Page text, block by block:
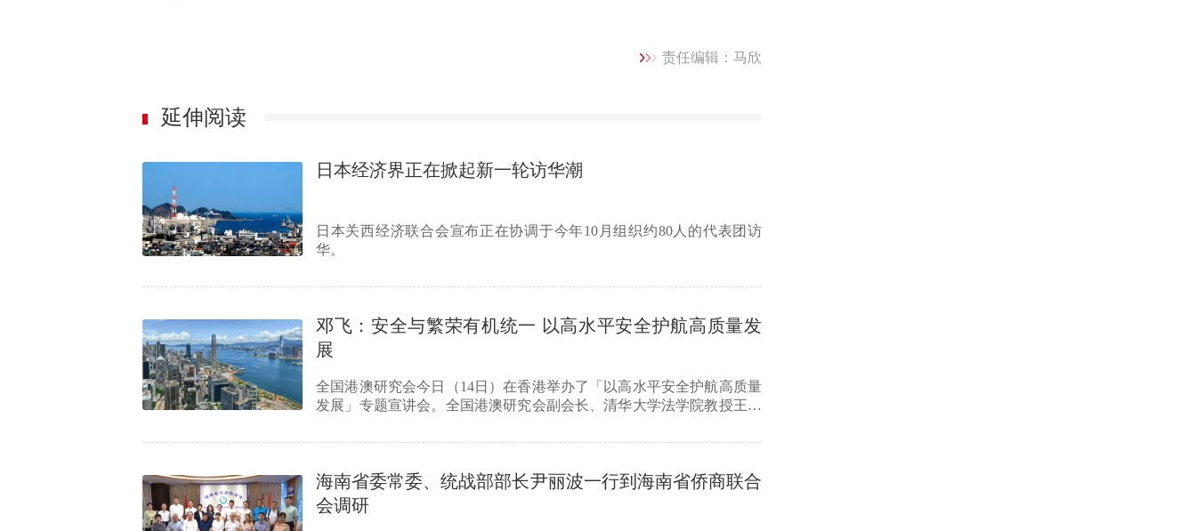
责任编辑：马欣
延伸阅读
日本经济界正在掀起新一轮访华潮
日本关西经济联合会宣布正在协调于今年10月组织约80人的代表团访
华。
邓飞：安全与繁荣有机统一 以高水平安全护航高质量发
展
全国港澳研究会今日（14日）在香港举办了「以高水平安全护航高质量
发展」专题宣讲会。全国港澳研究会副会长、清华大学法学院教授王振
海南省委常委、统战部部长尹丽波一行到海南省侨商联合
会调研